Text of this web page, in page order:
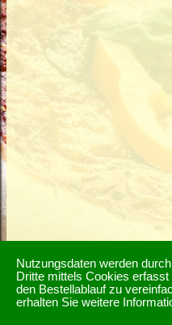
Nutzungsdaten werden
Dritte mittels Cookies
den Bestellablauf zu
erhalten Sie weitere